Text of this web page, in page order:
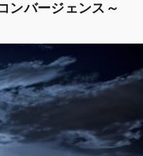
ンバージェンス～